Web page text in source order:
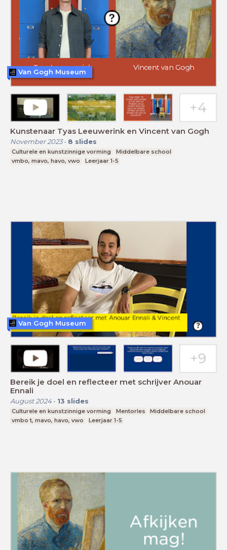
Kunstenaar Tyas Leeuwerink en Vincent van Gogh
November 2023- 8 slides
Culturele en kunstzinnige vorming
Middelbare school
vmbo, mavo, havo, vwo
Leerjaar 1-5
Van Gogh Museum
Bereik je doel en reflecteer met schrijver Anouar
Ennali
August 2024- 13 slides
Culturele en kunstzinnige vorming Mentorles
Middelbare school
vmbo t, mavo, havo, vwo
Leerjaar 1-5
Van Gogh Museum